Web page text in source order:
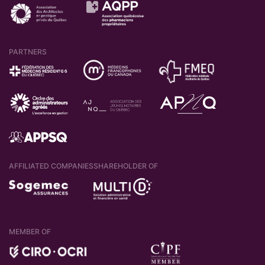
PARTNERS
AFFILIATED COMPANIESSHAREHOLDER OF
MEMBER OF